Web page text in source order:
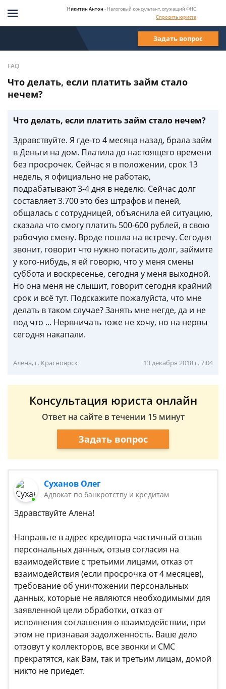
Никитин Антон - Налоговый консультант, служащий ФНС
Спросить юриста
Задать вопрос
FAQ
Что делать, если платить займ стало
нечем?
Что делать, если платить займ стало нечем?
Здравствуйте. Я где-то 4 месяца назад, брала займ
в Деньги на дом. Платила до настоящего времени
без просрочек. Сейчас я в положении, срок 13
недель, я официально не работаю,
подрабатывают 3-4 дня в неделю. Сейчас долг
составляет 3.700 это без штрафов и пеней,
общалась с сотрудницей, объяснила ей ситуацию,
сказала что смогу платить 500-600 рублей, в свою
рабочую смену. Вроде пошла на встречу. Сегодня
звонит, говорит что нужно погасить долг, займите
у кого-нибудь, я ей говорю, что у меня смены
суббота и воскресенье, сегодня у меня выходной.
Но она меня не слышит, говорит сегодня крайний
срок и всё тут. Подскажите пожалуйста, что мне
делать в таком случае? Занять мне негде, да и не
под что ... Нервничать тоже не хочу, но на нервы
сегодня накапали.
Алена, г. Красноярск 13 декабря 2018 г. 7:04
Консультация юриста онлайн
Ответ на сайте в течении 15 минут
Задать вопрос
Суханов Олег
Адвокат по банкротству и кредитам
Здравствуйте Алена!
Направьте в адрес кредитора частичный отзыв
персональных данных, отзыв согласия на
взаимодействие с третьими лицами, отказ от
взаимодействия (если просрочка от 4 месяцев),
требование об уничтожении персональных
данных, которые не являются необходимыми для
заявленной цели обработки, отказ от
исполнения соглашения о взаимодействии, при
этом не признавая задолженность. Ваше дело
отзовут у коллекторов, все звонки и СМС
прекратятся, как Вам, так и третьим лицам, домой
никто не приедет.